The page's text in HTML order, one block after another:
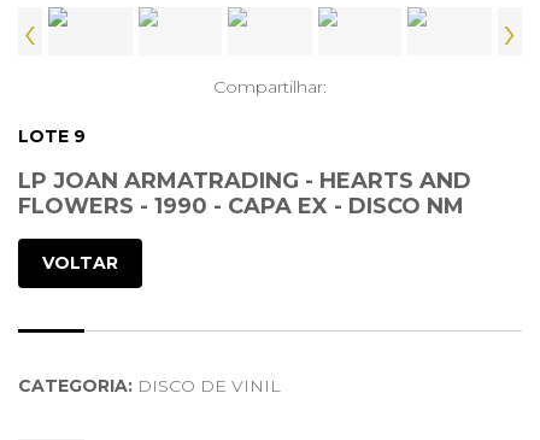
‹ ›
Compartilhar:
LOTE 9
LP JOAN ARMATRADING - HEARTS AND
FLOWERS - 1990 - CAPA EX - DISCO NM
VOLTAR
CATEGORIA: DISCO DE VINIL